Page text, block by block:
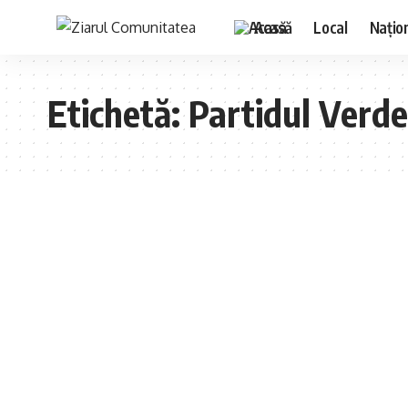
Acasă Local
Etichetă:Partidul Verde